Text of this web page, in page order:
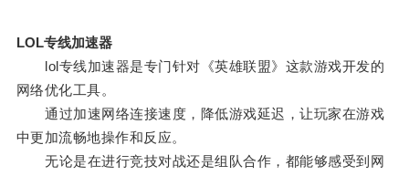
LOL专线加速器
lol专线加速器是专门针对《英雄联盟》这款游戏开发的
网络优化工具。
通过加速网络连接速度，降低游戏延迟，让玩家在游戏
中更加流畅地操作和反应。
无论是在进行竞技对战还是组队合作，都能够感受到网